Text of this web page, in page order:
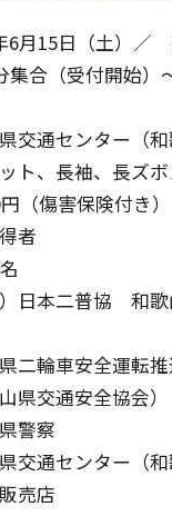
15日（土）／
（受付開始）
センター（和
長袖、長ズボ
傷害保険付き）
者
本二普協 和歌
輪車安全運転推
通安全協会）
警察
センター（和
売店